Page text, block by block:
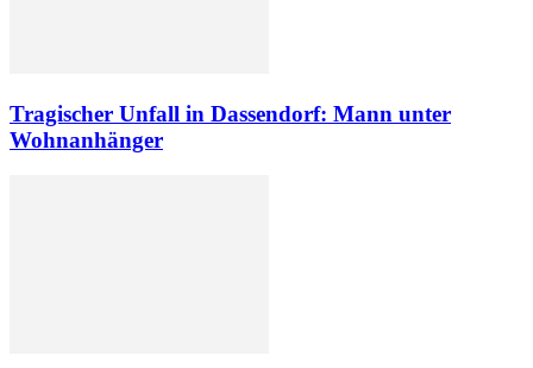
Tragischer Unfall in Dassendorf: Mann unter
Wohnanhänger